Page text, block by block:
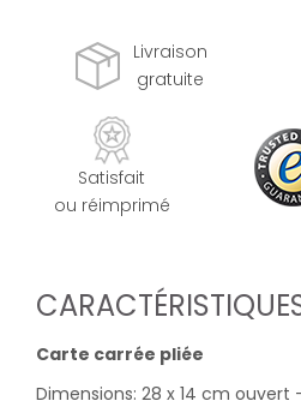
Livraison
gratuite
Satisfait
ou réimprimé
Carte carrée pliée
Dimensions: 28 x 14 cm ouvert